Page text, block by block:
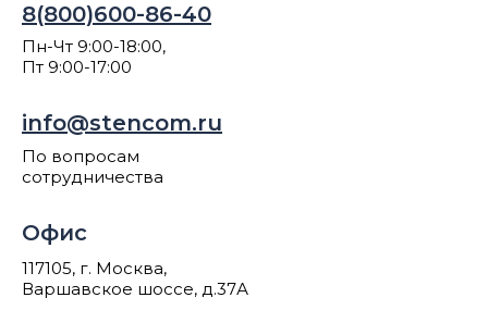
8(800)600-86-40
Пн-Чт 9:00-18:00,
Пт 9:00-17:00
info@stencom.ru
По вопросам
сотрудничества
Офис
117105, г. Москва,
Варшавское шоссе, д.37А